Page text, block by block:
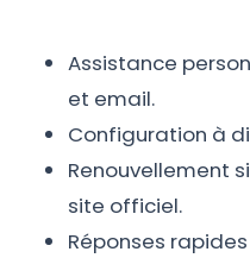
Assistance
et email.
Configuration à
Renouvellement
site officiel.
Réponses